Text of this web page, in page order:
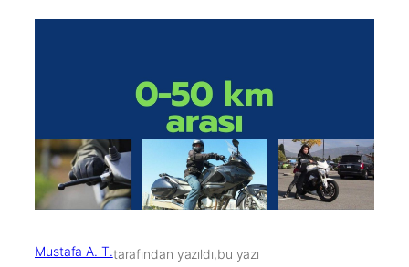
Mustafa A. T.tarafından yazıldı,bu yazı